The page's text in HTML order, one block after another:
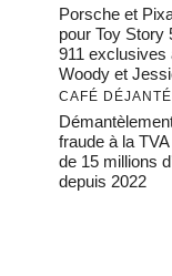
Porsche et
pour Toy
911 exclusives
Woody et
CAFÉ DÉJANTÉ
fraude à la
de 15 millions
depuis 2022